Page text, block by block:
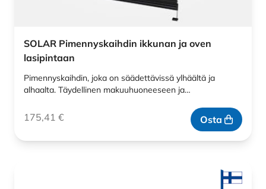
SOLAR Pimennyskaihdin ikkunan ja oven
lasipintaan
Pimennyskaihdin, joka on säädettävissä ylhäältä ja
alhaalta. Täydellinen makuuhuoneeseen ja…
175,41 € Osta